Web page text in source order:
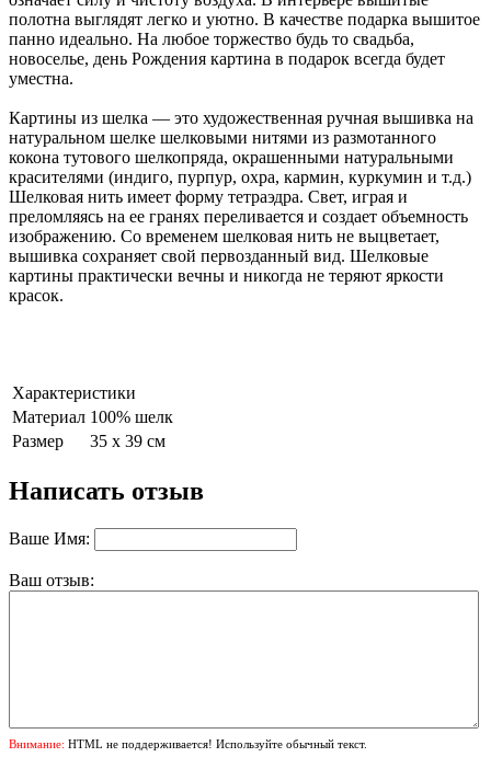
полотна выглядят легко и уютно. В качестве подарка вышитое
панно идеально. На любое торжество будь то свадьба,
новоселье, день Рождения картина в подарок всегда будет
уместна.
Картины из шелка — это художественная ручная вышивка на
натуральном шелке шелковыми нитями из размотанного
кокона тутового шелкопряда, окрашенными натуральными
красителями (индиго, пурпур, охра, кармин, куркумин и т.д.)
Шелковая нить имеет форму тетраэдра. Свет, играя и
преломляясь на ее гранях переливается и создает объемность
изображению. Со временем шелковая нить не выцветает,
вышивка сохраняет свой первозданный вид. Шелковые
картины практически вечны и никогда не теряют яркости
красок.
Характеристики
Материал 100% шелк
Размер
35 х 39 см
Написать отзыв
Ваше Имя:
Ваш отзыв:
Внимание: HTML не поддерживается! Используйте обычный текст.